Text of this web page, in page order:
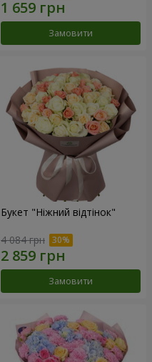
Замовити
Букет "Ніжний відтінок"
4 084 грн
Замовити